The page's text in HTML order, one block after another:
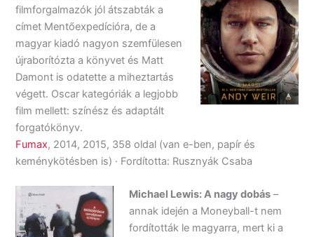
filmforgalmazók jól átszabták a
címet Mentőexpedícióra, de a
magyar kiadó nagyon szemfülesen
újraborítózta a könyvet és Matt
Damont is odatette a miheztartás
végett. Oscar kategóriák a legjobb
film mellett: színész és adaptált
forgatókönyv.
Fumax, 2014, 2015, 358 oldal (van e-ben, papír és
keménykötésben is) · Fordította: Rusznyák Csaba
Michael Lewis: A nagy dobás –
annak idején a Moneyball-t nem
fordították le magyarra, mert ki a